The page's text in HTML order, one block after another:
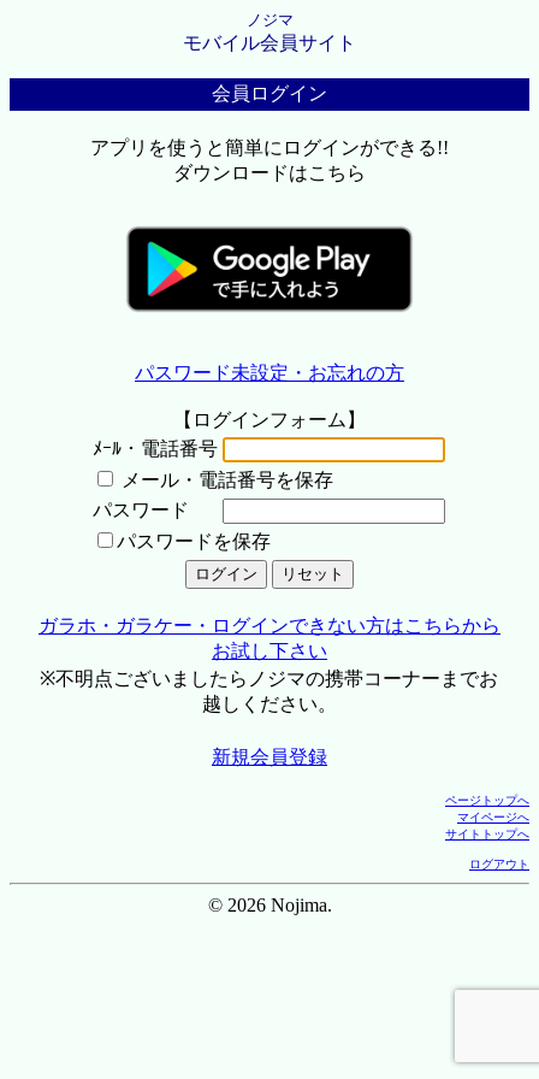
ノジマ
モバイル会員サイト
会員ログイン
アプリを使うと簡単にログインができる!!
ダウンロードはこちら
パスワード未設定・お忘れの方
【ログインフォーム】
ﾒｰﾙ・電話番号
メール・電話番号を保存
パスワード
パスワードを保存
ガラホ・ガラケー・ログインできない方はこちらから
お試し下さい
※不明点ございましたらノジマの携帯コーナーまでお
越しください。
新規会員登録
ページトップへ
マイページへ
サイトトップへ
ログアウト
© 2026 Nojima.